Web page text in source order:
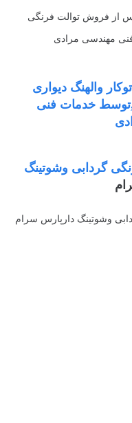
از فروش توالت فرنگی
مهندسی مرادی
والهنگ دیواری
خدمات فنی
گردابی وشوتینگ
وشوتینگ دارپارس سرام